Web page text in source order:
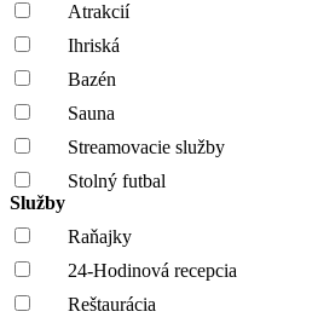
Atrakcií
Ihriská
Bazén
Sauna
Streamovacie služby
Stolný futbal
Služby
Raňajky
24-Hodinová recepcia
Reštaurácia